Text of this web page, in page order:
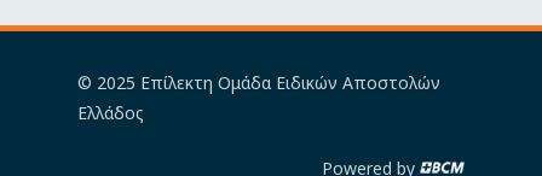
© 2025 Επίλεκτη Ομάδα Ειδικών Αποστολών
Ελλάδος
Powered by